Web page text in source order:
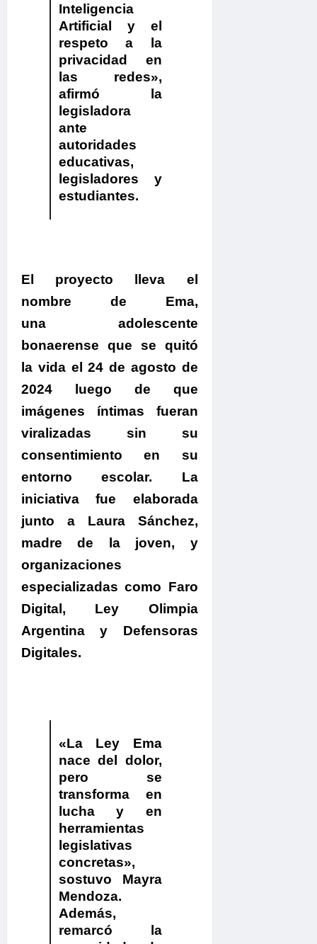
Inteligencia
Artificial y el
respeto a la
privacidad en
las redes»,
afirmó la
legisladora
ante
autoridades
educativas,
legisladores y
estudiantes.
El proyecto lleva el
nombre de Ema,
una adolescente
bonaerense que se quitó
la vida el 24 de agosto de
2024 luego de que
imágenes íntimas fueran
viralizadas sin su
consentimiento en su
entorno escolar. La
iniciativa fue elaborada
junto a Laura Sánchez,
madre de la joven, y
organizaciones
especializadas como Faro
Digital, Ley Olimpia
Argentina y Defensoras
Digitales.
«La Ley Ema
nace del dolor,
pero se
transforma en
lucha y en
herramientas
legislativas
concretas»,
sostuvo Mayra
Mendoza.
Además,
remarcó la